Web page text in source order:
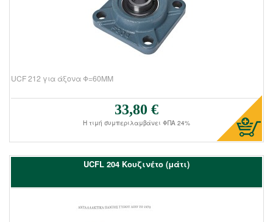
UCF 212 για άξονα Φ=60ΜΜ
33,80 €
Η τιμή συμπεριλαμβάνει ΦΠΑ 24%
UCFL 204 Kουζινέτο (μάτι)